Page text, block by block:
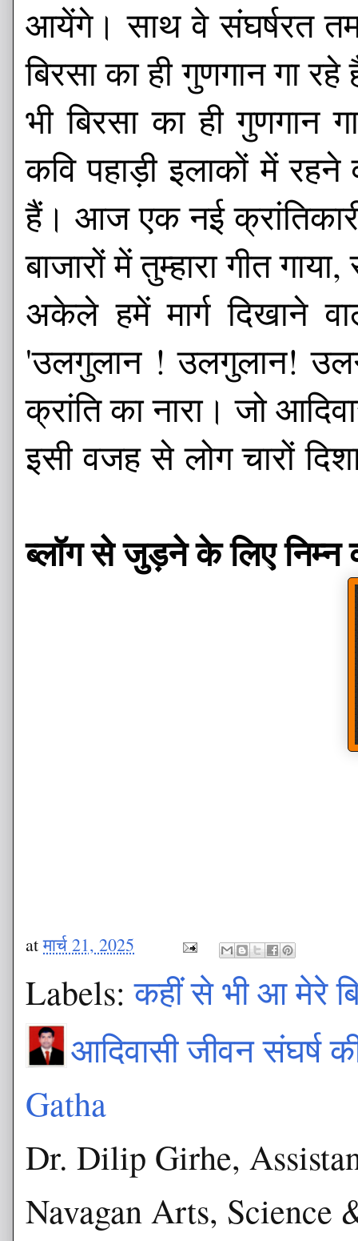
आयेंगे। साथ वे संघर्षरत
बिरसा का ही गुणगान गा
भी बिरसा का ही
कवि पहाड़ी इलाकों में रहने
हैं। आज एक नई
बाजारों में तुम्हारा गीत
अकेले हमें मार्ग दिखाने वाले
'उलगुलान ! उलगुलान!
क्रांति का नारा। जो
इसी वजह से लोग चारों
ब्लॉग से जुड़ने के लिए
atमार्च 21, 2025
Labels:कहीं से भी आ मेरे
आदिवासी जीवन संघर्ष
Gatha
Dr. Dilip Girhe,
Navagan Arts, Science